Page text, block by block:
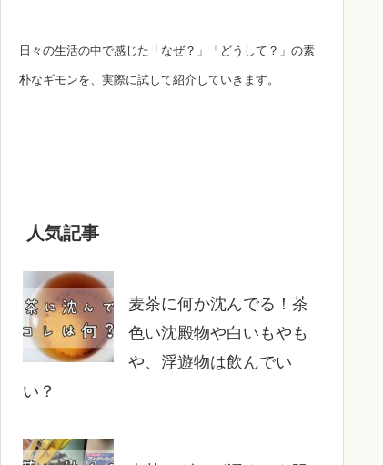
日々の生活の中で感じた「なぜ？」「どうして？」の素
朴なギモンを、実際に試して紹介していきます。
人気記事
麦茶に何か沈んでる！茶
色い沈殿物や白いもやも
や、浮遊物は飲んでい
い？